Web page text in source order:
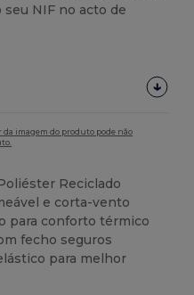
NIF no acto de
da imagem do produto pode não
Reciclado
e corta-vento
para conforto térmico
fecho seguros
para melhor